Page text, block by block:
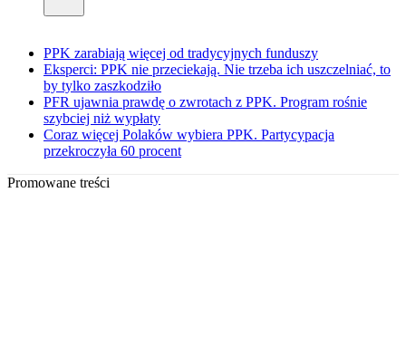
PPK zarabiają więcej od tradycyjnych funduszy
Eksperci: PPK nie przeciekają. Nie trzeba ich uszczelniać, to
by tylko zaszkodziło
PFR ujawnia prawdę o zwrotach z PPK. Program rośnie
szybciej niż wypłaty
Coraz więcej Polaków wybiera PPK. Partycypacja
przekroczyła 60 procent
Promowane treści